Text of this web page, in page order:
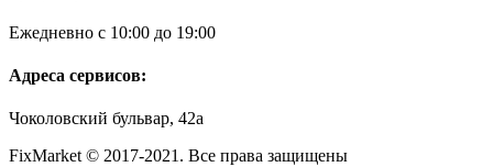
Ежедневно с 10:00 до 19:00
Адреса сервисов:
Чоколовский бульвар, 42а
FixMarket © 2017-2021. Все права защищены